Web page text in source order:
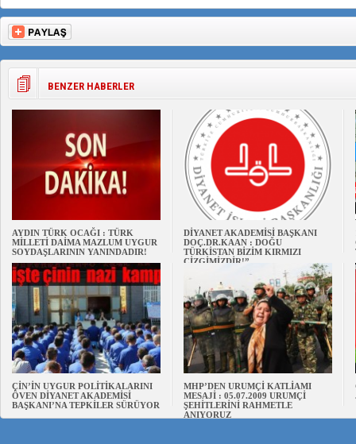
BENZER HABERLER
AYDIN TÜRK OCAĞI : TÜRK
MİLLETİ DAİMA MAZLUM UYGUR
SOYDAŞLARININ YANINDADIR!
DİYANET AKADEMİSİ BAŞKANI
DOÇ.DR.KAAN : DOĞU
TÜRKİSTAN BİZİM KIRMIZI
ÇİZGİMİZDİR!”
ÇİN’İN UYGUR POLİTİKALARINI
ÖVEN DİYANET AKADEMİSİ
BAŞKANI’NA TEPKİLER SÜRÜYOR
MHP’DEN URUMÇİ KATLİAMI
MESAJİ : 05.07.2009 URUMÇİ
ŞEHİTLERİNİ RAHMETLE
ANIYORUZ